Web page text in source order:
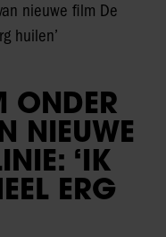
nieuwe film De
huilen’
ONDER
NIEUWE
‘IK
ERG